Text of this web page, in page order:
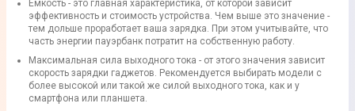
Емкость - это главная характеристика, от которой зависит
эффективность и стоимость устройства. Чем выше это значение -
тем дольше проработает ваша зарядка. При этом учитывайте, что
часть энергии пауэрбанк потратит на собственную работу.
Максимальная сила выходного тока - от этого значения зависит
скорость зарядки гаджетов. Рекомендуется выбирать модели с
более высокой или такой же силой выходного тока, как и у
смартфона или планшета.